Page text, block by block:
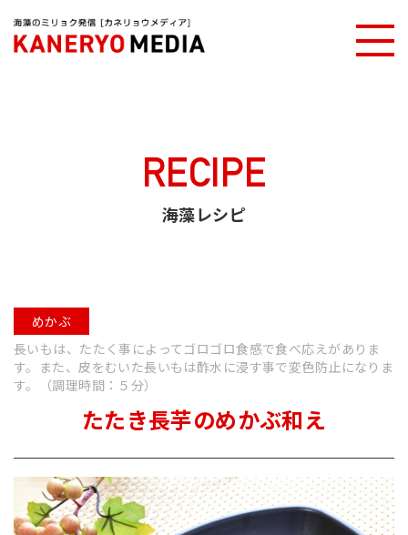
カネリョウメディアTOP
海藻レシピ
RECIPE
海藻レシピ
めかぶ
長いもは、たたく事によってゴロゴロ食感で食べ応えがありま
す。また、皮をむいた長いもは酢水に浸す事で変色防止になりま
す。（調理時間：５分）
たたき長芋のめかぶ和え